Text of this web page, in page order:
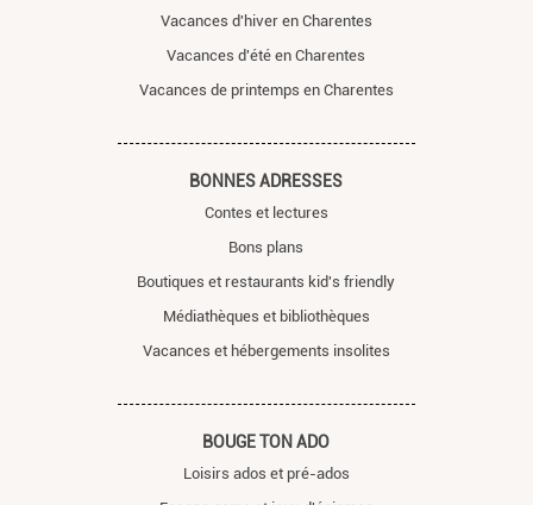
Vacances d'hiver en Charentes
Vacances d'été en Charentes
Vacances de printemps en Charentes
BONNES ADRESSES
Contes et lectures
Bons plans
Boutiques et restaurants kid's friendly
Médiathèques et bibliothèques
Vacances et hébergements insolites
BOUGE TON ADO
Loisirs ados et pré-ados